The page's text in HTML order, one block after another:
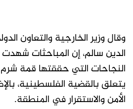
وقال وزير الخارجية والتعاون
الدين سالم، إن المباحثات شهدت
النجاحات التي حققتها قمة
يتعلق بالقضية الفلسطينية،
الأمن والاستقرار في المنطقة.